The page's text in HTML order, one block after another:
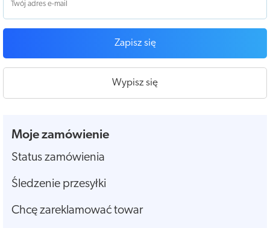
Zapisz się
Wypisz się
Moje zamówienie
Status zamówienia
Śledzenie przesyłki
Chcę zareklamować towar